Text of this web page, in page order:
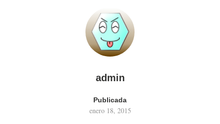
admin
Publicada
enero 18, 2015